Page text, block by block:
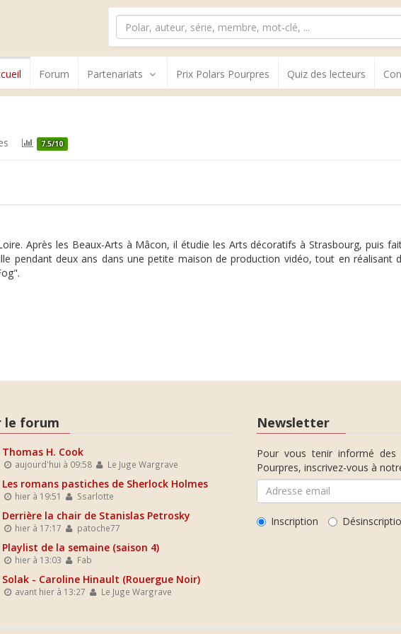
Forum Partenariats Prix Polars Pourpres Quiz des lecteurs
7.5/10
Après les Beaux-Arts à Mâcon, il étudie les Arts décoratifs à Strasbourg, puis
pendant deux ans dans une petite maison de production vidéo, tout en réalisant
le forum
Thomas H. Cook
aujourd'hui à 09:58 Le Juge Wargrave
Les romans pastiches de Sherlock Holmes
hier à 19:51 Ssarlotte
Derrière la chair de Stanislas Petrosky
hier à 17:17 patoche77
Playlist de la semaine (saison 4)
hier à 13:03 Fab
Solak - Caroline Hinault (Rouergue Noir)
avant hier à 13:27 Le Juge Wargrave
Newsletter
Pour vous tenir informé des
Pourpres, inscrivez-vous à
Inscription